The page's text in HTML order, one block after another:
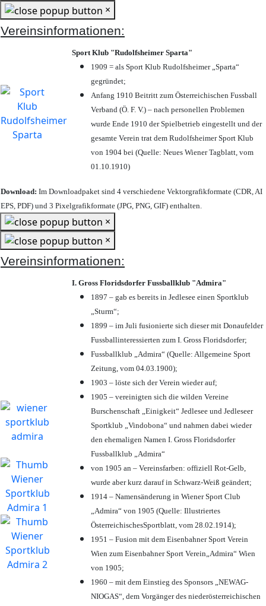
×
Vereinsinformationen:
Sport Klub "Rudolfsheimer Sparta"
1909 = als Sport Klub Rudolfsheimer „Sparta“
gegründet;
Anfang 1910 Beitritt zum Österreichischen Fussball
Verband (Ö. F. V.) – nach personellen Problemen
wurde Ende 1910 der Spielbetrieb eingestellt und der
gesamte Verein trat dem Rudolfsheimer Sport Klub
von 1904 bei (Quelle: Neues Wiener Tagblatt, vom
01.10.1910)
Download: Im Downloadpaket sind 4 verschiedene Vektorgrafikformate (CDR, AI
EPS, PDF) und 3 Pixelgrafikformate (JPG, PNG, GIF) enthalten.
×
×
Vereinsinformationen:
I. Gross Floridsdorfer Fussballklub "Admira"
1897 – gab es bereits in Jedlesee einen Sportklub
„Sturm“;
1899 – im Juli fusionierte sich dieser mit Donaufelder
Fussballinteressierten zum I. Gross Floridsdorfer;
Fussballklub „Admira“ (Quelle: Allgemeine Sport
Zeitung, vom 04.03.1900);
1903 – löste sich der Verein wieder auf;
1905 – vereinigten sich die wilden Vereine
Burschenschaft „Einigkeit“ Jedlesee und Jedleseer
Sportklub „Vindobona“ und nahmen dabei wieder
den ehemaligen Namen I. Gross Floridsdorfer
Fussballklub „Admira“
von 1905 an – Vereinsfarben: offiziell Rot-Gelb,
wurde aber kurz darauf in Schwarz-Weiß geändert;
1914 – Namensänderung in Wiener Sport Club
„Admira“ von 1905 (Quelle: Illustriertes
ÖsterreichischesSportblatt, vom 28.02.1914);
1951 – Fusion mit dem Eisenbahner Sport Verein
Wien zum Eisenbahner Sport Verein„Admira“ Wien
von 1905;
1960 – mit dem Einstieg des Sponsors „NEWAG-
NIOGAS“, dem Vorgänger des niederösterreichischen